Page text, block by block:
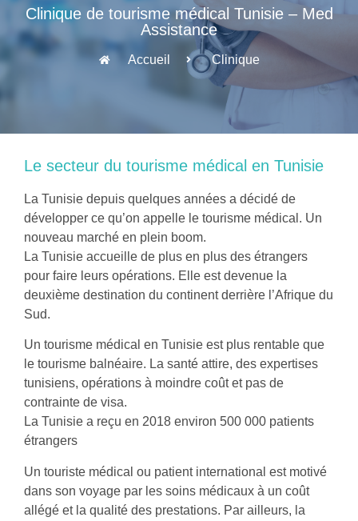
Clinique de tourisme médical Tunisie – Med
Assistance
Accueil Clinique
Le secteur du tourisme médical en Tunisie
La Tunisie depuis quelques années a décidé de
développer ce qu’on appelle le tourisme médical. Un
nouveau marché en plein boom.
La Tunisie accueille de plus en plus des étrangers
pour faire leurs opérations. Elle est devenue la
deuxième destination du continent derrière l’Afrique du
Sud.
Un tourisme médical en Tunisie est plus rentable que
le tourisme balnéaire. La santé attire, des expertises
tunisiens, opérations à moindre coût et pas de
contrainte de visa.
La Tunisie a reçu en 2018 environ 500 000 patients
étrangers
Un touriste médical ou patient international est motivé
dans son voyage par les soins médicaux à un coût
allégé et la qualité des prestations. Par ailleurs, la